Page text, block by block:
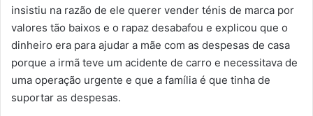
insistiu na razão de ele querer vender ténis de marca por
valores tão baixos e o rapaz desabafou e explicou que o
dinheiro era para ajudar a mãe com as despesas de casa
porque a irmã teve um acidente de carro e necessitava de
uma operação urgente e que a família é que tinha de
suportar as despesas.